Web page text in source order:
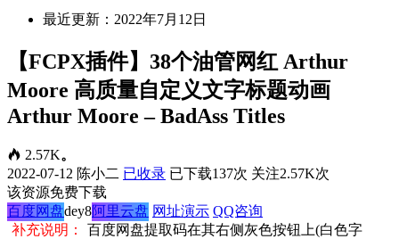
最近更新：2022年7月12日
【FCPX插件】38个油管网红 Arthur
Moore 高质量自定义文字标题动画
Arthur Moore – BadAss Titles
2.57K。
2022-07-12 陈小二 已收录 已下载137次 关注2.57K次
该资源免费下载
百度网盘dey8阿里云盘 网址演示 QQ咨询
补充说明：
百度网盘提取码在其右侧灰色按钮上(白色字